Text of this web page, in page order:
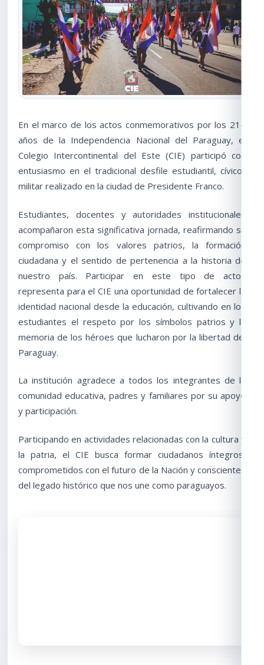
En el marco de los actos conmemorativos por los 214
años de la Independencia Nacional del Paraguay, el
Colegio Intercontinental del Este (CIE) participó con
entusiasmo en el tradicional desfile estudiantil, cívico-
militar realizado en la ciudad de Presidente Franco.
Estudiantes, docentes y autoridades institucionales
acompañaron esta significativa jornada, reafirmando su
compromiso con los valores patrios, la formación
ciudadana y el sentido de pertenencia a la historia de
nuestro país. Participar en este tipo de actos
representa para el CIE una oportunidad de fortalecer la
identidad nacional desde la educación, cultivando en los
estudiantes el respeto por los símbolos patrios y la
memoria de los héroes que lucharon por la libertad del
Paraguay.
La institución agradece a todos los integrantes de la
comunidad educativa, padres y familiares por su apoyo
y participación.
Participando en actividades relacionadas con la cultura y
la patria, el CIE busca formar ciudadanos íntegros,
comprometidos con el futuro de la Nación y conscientes
del legado histórico que nos une como paraguayos.